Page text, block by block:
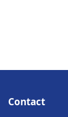
Contact